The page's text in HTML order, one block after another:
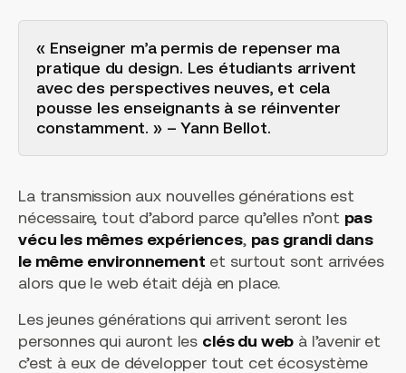
« Enseigner m’a permis de repenser ma
pratique du design. Les étudiants arrivent
avec des perspectives neuves, et cela
pousse les enseignants à se réinventer
constamment. » – Yann Bellot.
La transmission aux nouvelles générations est
nécessaire, tout d’abord parce qu’elles n’ont pas
vécu les mêmes expériences, pas grandi dans
le même environnement et surtout sont arrivées
alors que le web était déjà en place.
Les jeunes générations qui arrivent seront les
personnes qui auront les clés du web à l’avenir et
c’est à eux de développer tout cet écosystème